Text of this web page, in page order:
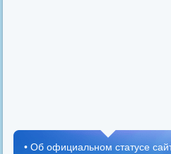
• Об официальном статусе